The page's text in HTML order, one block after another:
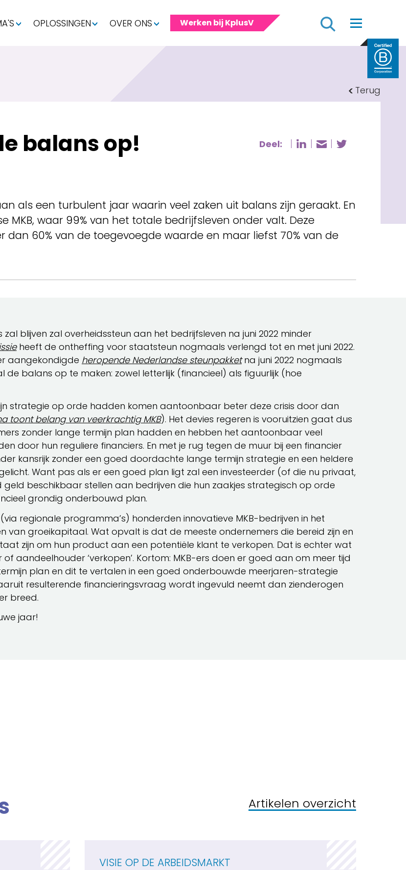
OPLOSSINGEN OVER ONS Werken bij KplusV Zoeken
Terug
Deel: Deel pagina op
Deel pagina
balans op!
als een turbulent jaar waarin veel zaken uit balans zijn geraakt. En
MKB, waar 99% van het totale bedrijfsleven onder valt. Deze
dan 60% van de toegevoegde waarde en maar liefst 70% van de
blijven zal overheidssteun aan het bedrijfsleven na juni 2022 minder
heeft de ontheffing voor staatsteun nogmaals verlengd tot en met juni 2022.
aangekondigde heropende Nederlandse steunpakketna juni 2022 nogmaals
balans op te maken: zowel letterlijk (financieel) als figuurlijk (hoe
strategie op orde hadden komen aantoonbaar beter deze crisis door dan
toont belang van veerkrachtig MKB). Het devies regeren is vooruitzien gaat dus
zonder lange termijn plan hadden en hebben het aantoonbaar veel
door hun reguliere financiers. En met je rug tegen de muur bij een financier
kansrijk zonder een goed doordachte lange termijn strategie en een heldere
Want pas als er een goed plan ligt zal een investeerder (of die nu privaat,
geld beschikbaar stellen aan bedrijven die hun zaakjes strategisch op orde
grondig onderbouwd plan.
regionale programma’s) honderden innovatieve MKB-bedrijven in het
van groeikapitaal. Wat opvalt is dat de meeste ondernemers die bereid zijn en
zijn om hun product aan een potentiële klant te verkopen. Dat is echter wat
aandeelhouder ‘verkopen’. Kortom: MKB-ers doen er goed aan om meer tijd
plan en dit te vertalen in een goed onderbouwde meerjaren-strategie
resulterende financieringsvraag wordt ingevuld neemt dan zienderogen
breed.
jaar!
Artikelen overzicht
VISIE OP DE ARBEIDSMARKT